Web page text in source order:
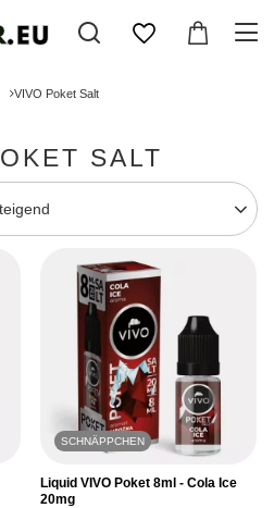
VIVO Poket Salt
SALT
SCHNÄPPCHEN
Liquid VIVO Poket 8ml - Cola Ice
20mg